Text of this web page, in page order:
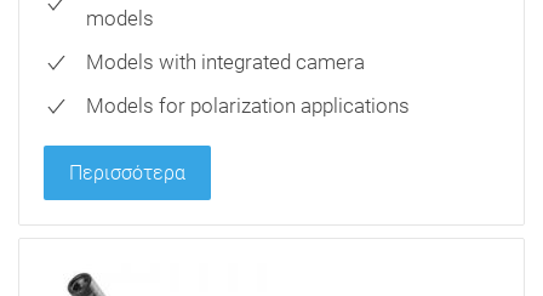
models
Models with integrated camera
Models for polarization applications
Περισσότερα